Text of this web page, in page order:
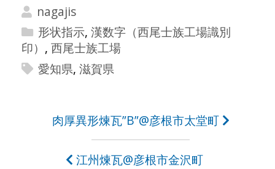
nagajis
形状指示, 漢数字（西尾士族工場識別
印） ,西尾士族工場
愛知県, 滋賀県
肉厚異形煉瓦”B”@彦根市太堂町
江州煉瓦@彦根市金沢町